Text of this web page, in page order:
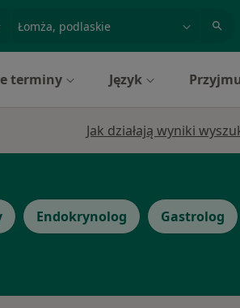
terminy Język
Jak działają wyniki
Endokrynolog Gastrolog